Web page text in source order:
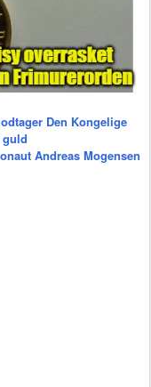
Den Kongelige
Andreas Mogensen